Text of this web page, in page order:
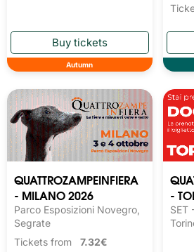
Autumn
QUATTROZAMPEINFIERA
- MILANO 2026
Parco Esposizioni Novegro,
Segrate
Tickets from 7.32€
-
SET